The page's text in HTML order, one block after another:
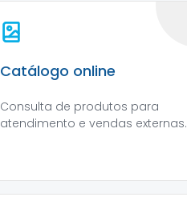
Catálogo online
Consulta de produtos para
atendimento e vendas externas.